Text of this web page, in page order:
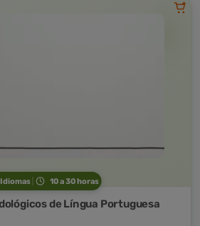
Idiomas 10 a 30 horas
de Língua Portuguesa